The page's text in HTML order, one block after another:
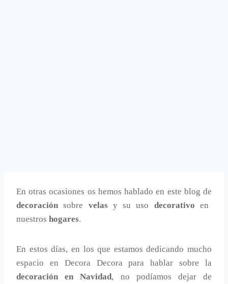
En otras ocasiones os hemos hablado en este blog de
decoración sobre velasy su uso decorativo en
nuestros hogares.
En estos días, en los que estamos dedicando mucho
espacio en Decora Decora para hablar sobre la
decoración en Navidad, no podíamos dejar de